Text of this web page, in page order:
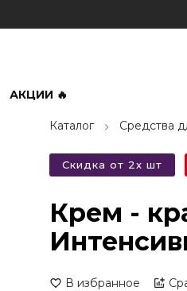
АКЦИИ 🔥
Каталог Средства
Скидка от 2х шт
Крем -
В избранное